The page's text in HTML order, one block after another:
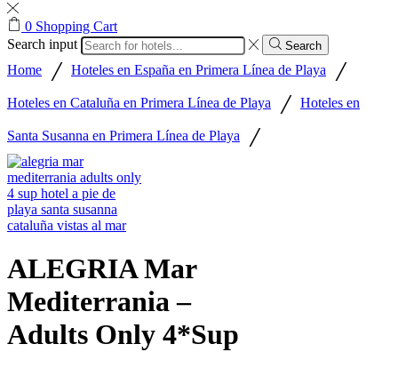
0 Shopping Cart
Search input
Search
Home / Hoteles en España en Primera Línea de Playa /
Hoteles en Cataluña en Primera Línea de Playa / Hoteles en
Santa Susanna en Primera Línea de Playa /
ALEGRIA Mar
Mediterrania –
Adults Only 4*Sup